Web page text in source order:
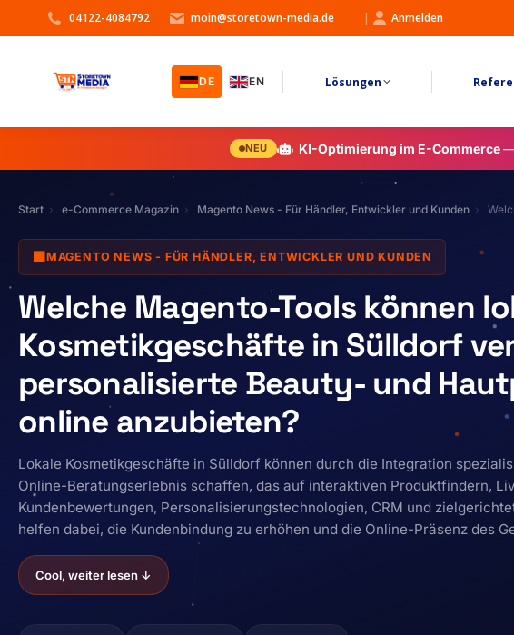
04122-4084792 moin@storetown-media.de | Anmelden
DE EN Lösungen
NEU KI-Optimierung im E-Commerce—
Start e-Commerce Magazin Magento News - Für Händler, Entwickler und Kunden
🟧MAGENTO NEWS - FÜR HÄNDLER, ENTWICKLER UND KUNDEN
Welche Magento-Tools können
Kosmetikgeschäfte in Sülldorf
personalisierte Beauty- und
online anzubieten?
Lokale Kosmetikgeschäfte in Sülldorf können durch die Integration
Online-Beratungserlebnis schaffen, das auf interaktiven Produktfindern,
Kundenbewertungen, Personalisierungstechnologien, CRM und
helfen dabei, die Kundenbindung zu erhöhen und die Online-Präsenz des
Cool, weiter lesen ↓